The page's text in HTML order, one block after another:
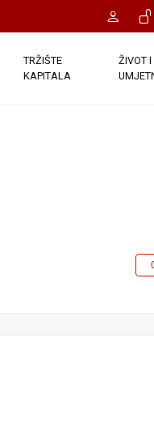
TRŽIŠTE
KAPITALA
ŽIVOT I